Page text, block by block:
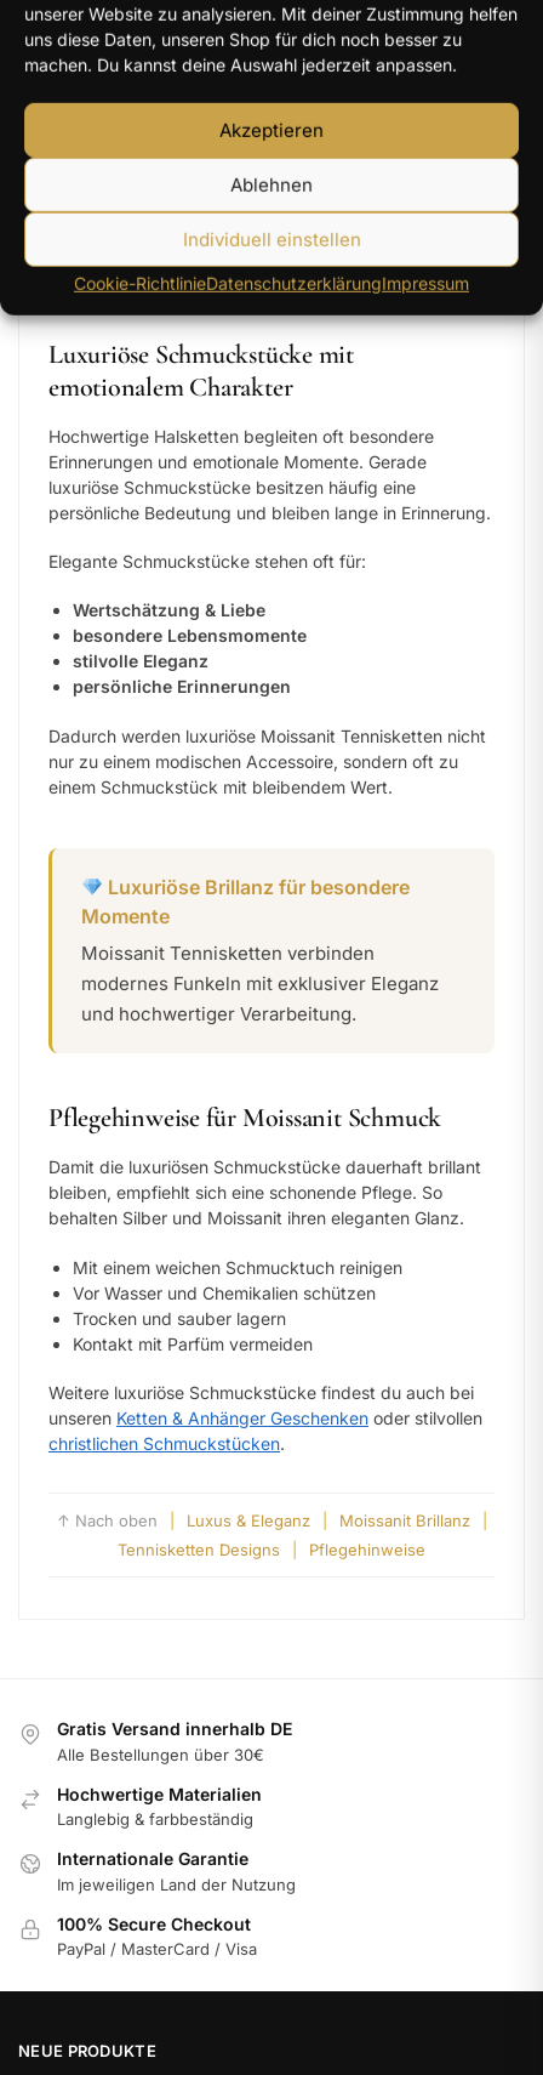
unserer Website zu analysieren. Mit deiner Zustimmung helfen
uns diese Daten, unseren Shop für dich noch besser zu
machen. Du kannst deine Auswahl jederzeit anpassen.
Akzeptieren
Ablehnen
Individuell einstellen
Cookie-RichtlinieDatenschutzerklärungImpressum
beliebt sind filigrane Silberketten mit funkelnden
Steinreihen und hochwertiger Verarbeitung.
Moderne Premium Designsmit exklusiver
Ausstrahlung
Funkelnde Schmuckstückefür besondere Momente
Viele Modelle eignen sich perfekt alsluxuriöse
Geschenkidee, stilvollesGeschenk für die Freundinoder
elegante Halskette für besondere Anlässe.
Luxuriöse Schmuckstücke mit
emotionalem Charakter
Hochwertige Halsketten begleiten oft besondere
Erinnerungen und emotionale Momente. Gerade
luxuriöse Schmuckstücke besitzen häufig eine
persönliche Bedeutung und bleiben lange in Erinnerung.
Elegante Schmuckstücke stehen oft für:
Wertschätzung & Liebe
besondere Lebensmomente
stilvolle Eleganz
persönliche Erinnerungen
Dadurch werden luxuriöse Moissanit Tennisketten nicht
nur zu einem modischen Accessoire, sondern oft zu
einem Schmuckstück mit bleibendem Wert.
Luxuriöse Brillanz für besondere
Momente
Moissanit Tennisketten verbinden
modernes Funkeln mit exklusiver Eleganz
und hochwertiger Verarbeitung.
Pflegehinweise für Moissanit Schmuck
Damit die luxuriösen Schmuckstücke dauerhaft brillant
bleiben, empfiehlt sich eine schonende Pflege. So
behalten Silber und Moissanit ihren eleganten Glanz.
Mit einem weichen Schmucktuch reinigen
Vor Wasser und Chemikalien schützen
Trocken und sauber lagern
Kontakt mit Parfüm vermeiden
Weitere luxuriöse Schmuckstücke findest du auch bei
unseren Ketten & Anhänger Geschenken oder stilvollen
christlichen Schmuckstücken.
↑ Nach oben Luxus & Eleganz Moissanit Brillanz
Tennisketten Designs
Pflegehinweise
Gratis Versand innerhalb DE
Alle Bestellungen über 30€
Hochwertige Materialien
Langlebig & farbbeständig
Internationale Garantie
Im jeweiligen Land der Nutzung
100% Secure Checkout
PayPal / MasterCard / Visa
NEUE PRODUKTE